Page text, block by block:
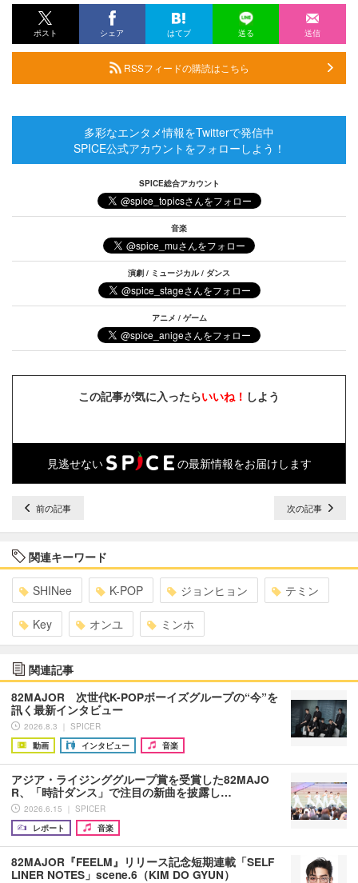
ポスト シェア はてブ 送る 送信
RSSフィードの購読はこちら
多彩なエンタメ情報をTwitterで発信中
SPICE公式アカウントをフォローしよう！
SPICE総合アカウント
音楽
演劇 / ミュージカル / ダンス
アニメ / ゲーム
この記事が気に入ったらいいね！ しよう
見逃せない の最新情報をお届けします
前の記事 次の記事
関連キーワード
SHINee K-POP ジョンヒョン テミン
Key オンユ ミンホ
関連記事
82MAJOR 次世代K-POPボーイズグループの“今”を
訊く最新インタビュー
2026.8.3 ｜ SPICER
動画
インタビュー 音楽
アジア・ライジンググループ賞を受賞した82MAJO
R、「時計ダンス」で注目の新曲を披露し…
2026.6.15 ｜ SPICER
レポート
音楽
82MAJOR『FEELM』リリース記念短期連載「SELF
LINER NOTES」scene.6（KIM DO GYUN）